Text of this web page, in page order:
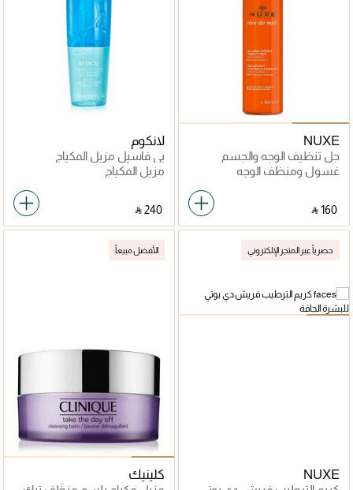
NUXE
جل تنظيف الوجه والجسم
غسول ومنظف الوجه
‎ ⃁ ⁦160⁩ ‎
لانكوم
بي فاسيل مزيل المكياج
مزيل المكياج
‎ ⃁ ⁦240⁩ ‎
حصرياً عبر المتجر الإلكتروني
NUXE
الأفضل مبيعاً
كلينيك